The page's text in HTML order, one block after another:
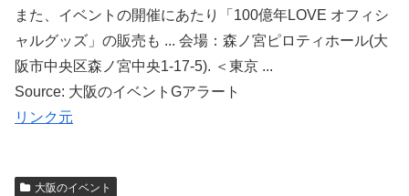
また、イベントの開催にあたり「100億年LOVE オフィシ
ャルグッズ」の販売も ... 会場：森ノ宮ピロティホール(大
阪市中央区森ノ宮中央1-17-5). ＜東京 ...
Source: 大阪のイベントGアラート
リンク元
大阪のイベント